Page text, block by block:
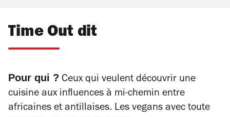
Time Out dit
Pour qui ? Ceux qui veulent découvrir une
cuisine aux influences à mi-chemin entre
africaines et antillaises. Les vegans avec toute